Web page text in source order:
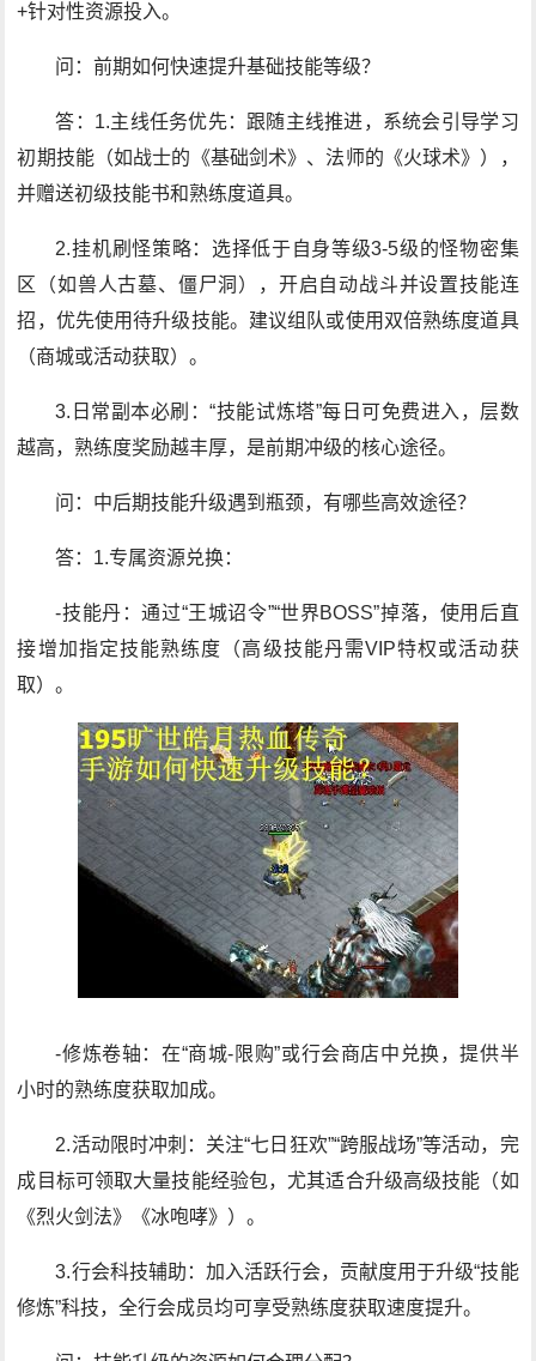
+针对性资源投入。
问：前期如何快速提升基础技能等级？
答：1.主线任务优先：跟随主线推进，系统会引导学习
初期技能（如战士的《基础剑术》、法师的《火球术》），
并赠送初级技能书和熟练度道具。
2.挂机刷怪策略：选择低于自身等级3-5级的怪物密集
区（如兽人古墓、僵尸洞），开启自动战斗并设置技能连
招，优先使用待升级技能。建议组队或使用双倍熟练度道具
（商城或活动获取）。
3.日常副本必刷：“技能试炼塔”每日可免费进入，层数
越高，熟练度奖励越丰厚，是前期冲级的核心途径。
问：中后期技能升级遇到瓶颈，有哪些高效途径？
答：1.专属资源兑换：
-技能丹：通过“王城诏令”“世界BOSS”掉落，使用后直
接增加指定技能熟练度（高级技能丹需VIP特权或活动获
取）。
-修炼卷轴：在“商城-限购”或行会商店中兑换，提供半
小时的熟练度获取加成。
2.活动限时冲刺：关注“七日狂欢”“跨服战场”等活动，完
成目标可领取大量技能经验包，尤其适合升级高级技能（如
《烈火剑法》《冰咆哮》）。
3.行会科技辅助：加入活跃行会，贡献度用于升级“技能
修炼”科技，全行会成员均可享受熟练度获取速度提升。